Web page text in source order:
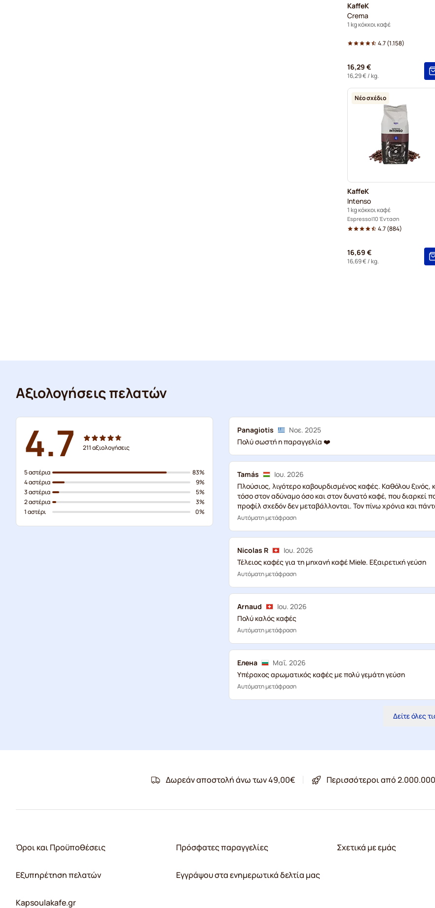
KaffeK
Crema
1 kg κόκκοι καφέ
4.7(1.158)
16,29 €
16,29 €/ kg.
Νέο σχέδιο
KaffeK
Intenso
1 kg κόκκοι καφέ
Espresso 10 Ένταση
4.7(884)
16,69 €
16,69 €/ kg.
Αξιολογήσεις πελατών
4.7 211αξιολογήσεις
5 αστέρια
4 αστέρια
3 αστέρια
2 αστέρια
1 αστέρι
83%
9%
5%
3%
0%
Panagiotis
Νοε. 2025
Πολύ σωστή η παραγγελία ❤️
Tamás
Ιου. 2026
Πλούσιος, λιγότερο καβουρδισμένος καφές. Καθόλου ξινός,
τόσο στον αδύναμο όσο και στον δυνατό καφέ, που διαρκεί
προφίλ σχεδόν δεν μεταβάλλονται. Τον πίνω χρόνια και
Αυτόματη μετάφραση
Nicolas R
Ιου. 2026
Τέλειος καφές για τη μηχανή καφέ Miele. Εξαιρετική γεύση
Αυτόματη μετάφραση
Arnaud
Ιου. 2026
Πολύ καλός καφές
Αυτόματη μετάφραση
Eлена
Μαΐ. 2026
Υπέροχος αρωματικός καφές με πολύ γεμάτη γεύση
Αυτόματη μετάφραση
Δείτε όλες
Δωρεάν αποστολή άνω των 49,00€ Περισσότεροι από
Όροι και Προϋποθέσεις
Εξυπηρέτηση πελατών
Kapsoulakafe.gr
Πρόσφατες παραγγελίες
Εγγράψου στα ενημερωτικά δελτία μας
Σχετικά με εμάς